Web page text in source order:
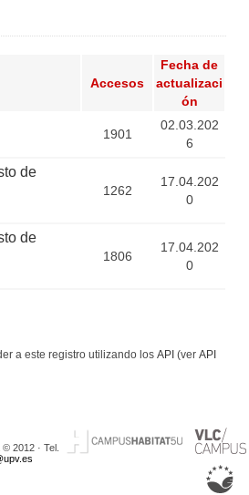
Accesos
Fecha de
actualizaci
ón
1901
02.03.202
6
de
1262
17.04.202
0
de
1806
17.04.202
0
a este registro utilizando los API (ver API
2012 · Tel.